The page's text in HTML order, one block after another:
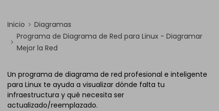
Inicio
Diagramas
Programa de Diagrama de Red para Linux - Diagramar
Mejor la Red
Un programa de diagrama de red profesional e inteligente
para Linux te ayuda a visualizar dónde falta tu
infraestructura y qué necesita ser
actualizado/reemplazado.